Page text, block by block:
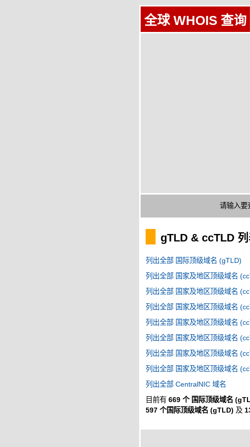
全球 WHOIS 查询
请输入要
gTLD & ccTLD
列出全部 国际顶级域名 (gTLD)
列出全部 国家及地区顶级域名
列出全部 国家及地区顶级域名
列出全部 国家及地区顶级域名
列出全部 国家及地区顶级域名
列出全部 国家及地区顶级域名
列出全部 国家及地区顶级域名
列出全部 国家及地区顶级域名
列出全部 CentralNIC 域名
目前有 669 个 国际顶级域名
597 个国际顶级域名 (gTLD) 及